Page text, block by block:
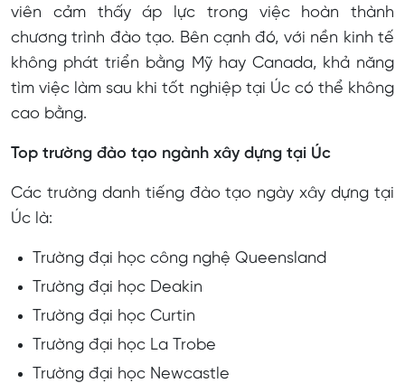
viên cảm thấy áp lực trong việc hoàn thành
chương trình đào tạo. Bên cạnh đó, với nền kinh tế
không phát triển bằng Mỹ hay Canada, khả năng
tìm việc làm sau khi tốt nghiệp tại Úc có thể không
cao bằng.
Top trường đào tạo ngành xây dựng tại Úc
Các trường danh tiếng đào tạo ngày xây dựng tại
Úc là:
Trường đại học công nghệ Queensland
Trường đại học Deakin
Trường đại học Curtin
Trường đại học La Trobe
Trường đại học Newcastle